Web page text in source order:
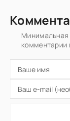
Минимальная
комментарии